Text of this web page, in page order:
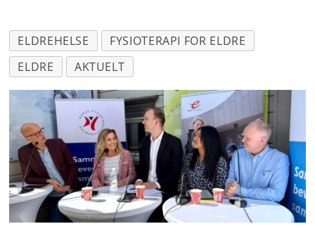
ELDREHELSE
FYSIOTERAPI FOR ELDRE
ELDRE
AKTUELT